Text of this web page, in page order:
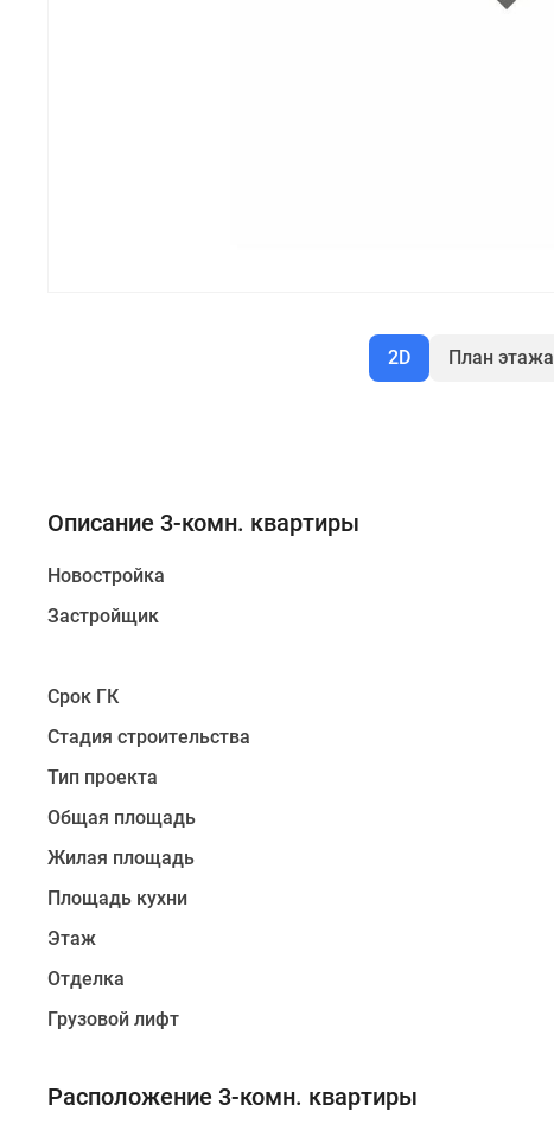
2D План этажа
Описание 3-комн. квартиры
Новостройка
Застройщик
Срок ГК
Стадия строительства
Тип проекта
Общая площадь
Жилая площадь
Площадь кухни
Этаж
Отделка
Грузовой лифт
Расположение 3-комн. квартиры